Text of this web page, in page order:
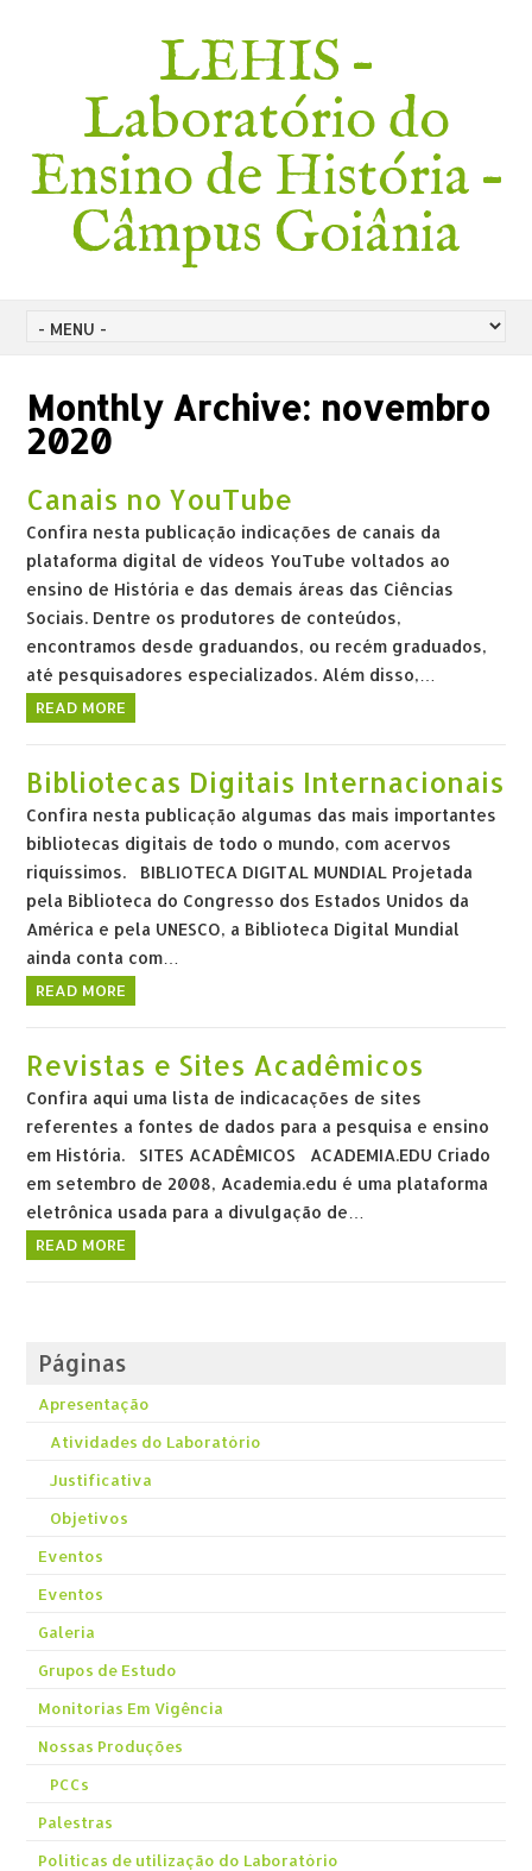
LEHIS –
Laboratório do
Ensino de História –
Câmpus Goiânia
Monthly Archive: novembro
2020
Canais no YouTube
Confira nesta publicação indicações de canais da
plataforma digital de vídeos YouTube voltados ao
ensino de História e das demais áreas das Ciências
Sociais. Dentre os produtores de conteúdos,
encontramos desde graduandos, ou recém graduados,
até pesquisadores especializados. Além disso,…
READ MORE
Bibliotecas Digitais Internacionais
Confira nesta publicação algumas das mais importantes
bibliotecas digitais de todo o mundo, com acervos
riquíssimos. BIBLIOTECA DIGITAL MUNDIAL Projetada
pela Biblioteca do Congresso dos Estados Unidos da
América e pela UNESCO, a Biblioteca Digital Mundial
ainda conta com…
READ MORE
Revistas e Sites Acadêmicos
Confira aqui uma lista de indicacações de sites
referentes a fontes de dados para a pesquisa e ensino
em História. SITES ACADÊMICOS ACADEMIA.EDU Criado
em setembro de 2008, Academia.edu é uma plataforma
eletrônica usada para a divulgação de…
READ MORE
Páginas
Apresentação
Atividades do Laboratório
Justificativa
Objetivos
Eventos
Eventos
Galeria
Grupos de Estudo
Monitorias Em Vigência
Nossas Produções
PCCs
Palestras
Políticas de utilização do Laboratório